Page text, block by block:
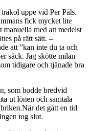
uppe vid Per Påls.
fick mycket lite
med att medelst
på rätt sätt. –
att ”kan inte du ta och
säck. Jag skötte milan
tidigare och tjänade bra
som bodde bredvid
ut lönen och samtala
det gått en tid
tog slut.